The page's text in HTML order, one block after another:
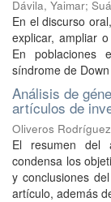
Dávila, Yaimar;
En el discurso
explicar, ampliar
En poblaciones
síndrome de
Análisis de
artículos de
Oliveros
El resumen del
condensa los
y conclusiones
artículo, además